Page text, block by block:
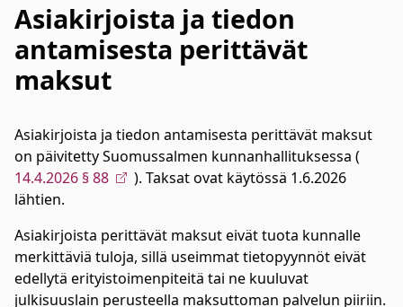
Kulttuuri, vapaa-aika ja nuoret
Asiakirjoista ja tiedon
antamisesta perittävät
maksut
Asiakirjoista ja tiedon antamisesta perittävät maksut
on päivitetty Suomussalmen kunnanhallituksessa (
14.4.2026 § 88
). Taksat ovat käytössä 1.6.2026
lähtien.
Asiakirjoista perittävät maksut eivät tuota kunnalle
merkittäviä tuloja, sillä useimmat tietopyynnöt eivät
edellytä erityistoimenpiteitä tai ne kuuluvat
julkisuuslain perusteella maksuttoman palvelun piiriin.